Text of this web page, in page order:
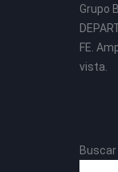
Grupo
FE.
vista.
Buscar